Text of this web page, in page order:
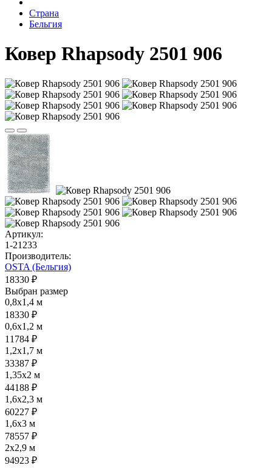
Страна
Бельгия
Ковер Rhapsody 2501 906
Артикул:
1-21233
Производитель:
OSTA (Бельгия)
18330 ₽
Выбран размер
0,8x1,4 м
18330 ₽
0,6x1,2 м
11784 ₽
1,2x1,7 м
33387 ₽
1,35x2 м
44188 ₽
1,6x2,3 м
60227 ₽
1,6x3 м
78557 ₽
2x2,9 м
94923 ₽